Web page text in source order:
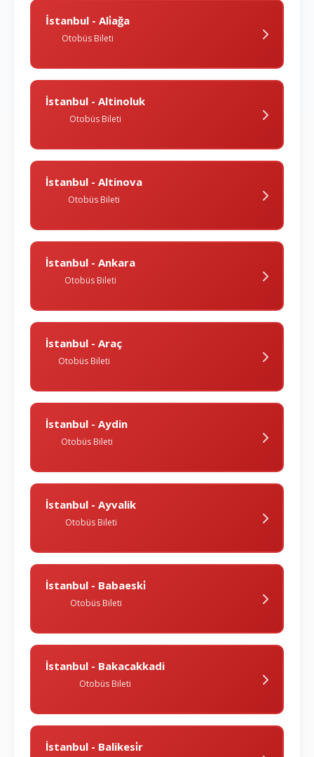
İstanbul - Ali̇ağa
Otobüs Bileti
İstanbul - Altinoluk
Otobüs Bileti
İstanbul - Altinova
Otobüs Bileti
İstanbul - Ankara
Otobüs Bileti
İstanbul - Araç
Otobüs Bileti
İstanbul - Aydin
Otobüs Bileti
İstanbul - Ayvalik
Otobüs Bileti
İstanbul - Babaeski̇
Otobüs Bileti
İstanbul - Bakacakkadi
Otobüs Bileti
İstanbul - Balikesi̇r